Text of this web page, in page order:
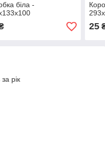
біла -
25
рік